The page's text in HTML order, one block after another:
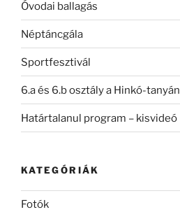
Óvodai ballagás
Néptáncgála
Sportfesztivál
6.a és 6.b osztály a Hinkó-tanyán
Határtalanul program – kisvideó
KATEGÓRIÁK
Fotók